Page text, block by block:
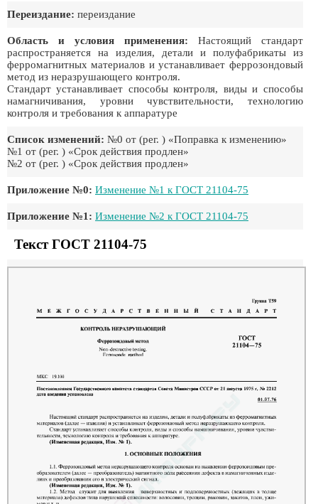
Переиздание: переиздание
Область и условия применения: Настоящий стандарт
распространяется на изделия, детали и полуфабрикаты из
ферромагнитных материалов и устанавливает феррозондовый
метод из неразрушающего контроля.
Стандарт устанавливает способы контроля, виды и способы
намагничивания, уровни чувствительности, технологию
контроля и требования к аппаратуре
Список изменений: №0 от (рег. ) «Поправка к изменению»
№1 от (рег. ) «Срок действия продлен»
№2 от (рег. ) «Срок действия продлен»
Приложение №0: Изменение №1 к ГОСТ 21104-75
Приложение №1: Изменение №2 к ГОСТ 21104-75
Текст ГОСТ 21104-75